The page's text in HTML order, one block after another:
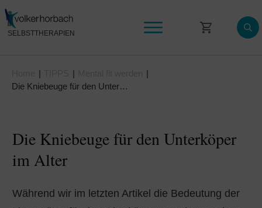
SELBSTTHERAPIEN
| |
|
Die Kniebeuge für den Unterköper im Alter
Die Kniebeuge für den Unterköper
im Alter
Während wir im letzten Artikel die Bedeutung der